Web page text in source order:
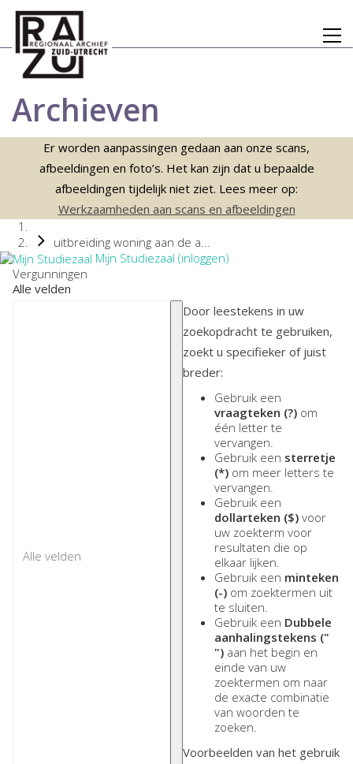
Archieven
Er worden aanpassingen gedaan aan onze scans,
afbeeldingen en foto’s. Het kan zijn dat u bepaalde
afbeeldingen tijdelijk niet ziet. Lees meer op:
Werkzaamheden aan scans en afbeeldingen
uitbreiding woning aan de a...
Mijn Studiezaal (inloggen)
Vergunningen
Alle velden
Door leestekens in uw
zoekopdracht te gebruiken,
zoekt u specifieker of juist
breder:
Gebruik een
vraagteken (?) om
één letter te
vervangen.
Gebruik een sterretje
(*) om meer letters te
vervangen.
Gebruik een
dollarteken ($) voor
uw zoekterm voor
resultaten die op
elkaar lijken.
Gebruik een minteken
(-) om zoektermen uit
te sluiten.
Gebruik een Dubbele
aanhalingstekens ("
") aan het begin en
einde van uw
zoektermen om naar
de exacte combinatie
van woorden te
zoeken.
Voorbeelden van het gebruik